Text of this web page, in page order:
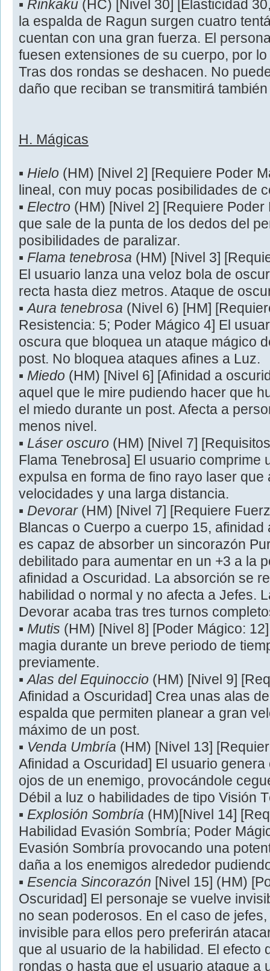
▪ Rinkaku (HC) [Nivel 30] [Elasticidad
la espalda de Ragun surgen cuatro
cuentan con una gran fuerza. El
fuesen extensiones de su cuerpo, por
Tras dos rondas se deshacen. No
daño que reciban se transmitirá
H. Mágicas
▪ Hielo (HM) [Nivel 2] [Requiere Poder
lineal, con muy pocas posibilidades de
▪ Electro (HM) [Nivel 2] [Requiere
que sale de la punta de los dedos del
posibilidades de paralizar.
▪ Flama tenebrosa (HM) [Nivel 3]
El usuario lanza una veloz bola de
recta hasta diez metros. Ataque de
▪Aura tenebrosa (Nivel 6) [HM]
Resistencia: 5; Poder Mágico 4] El
oscura que bloquea un ataque mágico
post. No bloquea ataques afines a Luz.
▪ Miedo (HM) [Nivel 6] [Afinidad a
aquel que le mire pudiendo hacer que
el miedo durante un post. Afecta a
menos nivel.
▪ Láser oscuro (HM) [Nivel 7]
Flama Tenebrosa] El usuario comprime
expulsa en forma de fino rayo laser que
velocidades y una larga distancia.
▪ Devorar(HM) [Nivel 7] [Requiere
Blancas o Cuerpo a cuerpo 15,
es capaz de absorber un sincorazón
debilitado para aumentar en un +3 a la
afinidad a Oscuridad. La absorción se
habilidad o normal y no afecta a Jefes.
Devorar acaba tras tres turnos
▪ Mutis (HM) [Nivel 8] [Poder Mágico:
magia durante un breve periodo de
previamente.
▪Alas del Equinoccio (HM) [Nivel 9]
Afinidad a Oscuridad] Crea unas alas
espalda que permiten planear a gran
máximo de un post.
▪ Venda Umbría (HM) [Nivel 13]
Afinidad a Oscuridad] El usuario
ojos de un enemigo, provocándole
Débil a luz o habilidades de tipo Visión
▪ Explosión Sombría (HM)[Nivel 14]
Habilidad Evasión Sombría; Poder
Evasión Sombría provocando una
daña a los enemigos alrededor
▪ Esencia Sincorazón [Nivel 15] (HM)
Oscuridad] El personaje se vuelve
no sean poderosos. En el caso de
invisible para ellos pero preferirán
que al usuario de la habilidad. El efecto
rondas o hasta que el usuario ataque a